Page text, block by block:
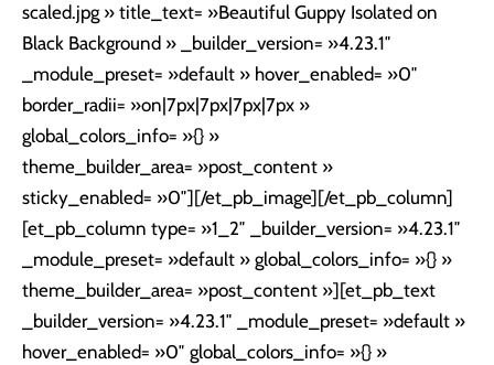
scaled.jpg » title_text= »Beautiful Guppy Isolated on
Black Background » _builder_version= »4.23.1″
_module_preset= »default » hover_enabled= »0″
border_radii= »on|7px|7px|7px|7px »
global_colors_info= »{} »
theme_builder_area= »post_content »
sticky_enabled= »0″][/et_pb_image][/et_pb_column]
[et_pb_column type= »1_2″ _builder_version= »4.23.1″
_module_preset= »default » global_colors_info= »{} »
theme_builder_area= »post_content »][et_pb_text
_builder_version= »4.23.1″ _module_preset= »default »
hover_enabled= »0″ global_colors_info= »{} »